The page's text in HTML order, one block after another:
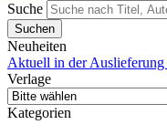
Suche
Neuheiten
Aktuell in der Auslieferung
Verlage
Kategorien